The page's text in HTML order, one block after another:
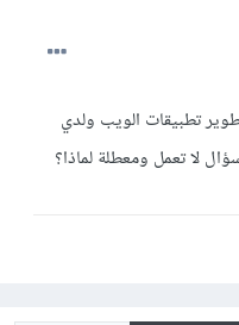
تطبيقات الويب ولدي
لا تعمل ومعطلة لماذا؟